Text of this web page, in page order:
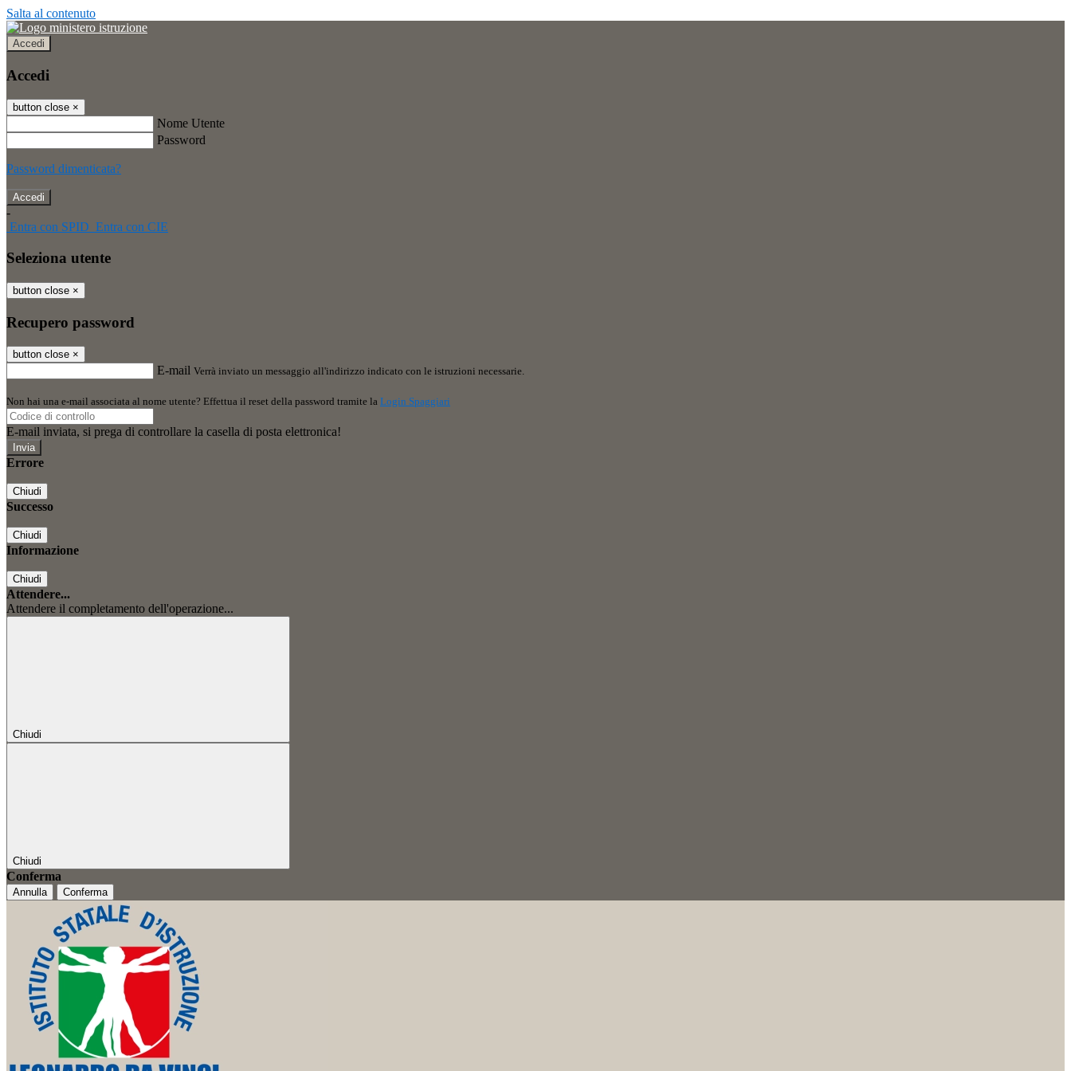
Salta al contenuto
Accedi
Accedi
button close ×
Nome Utente
Password
Password dimenticata?
-
Entra con SPID Entra con CIE
Seleziona utente
button close ×
Recupero password
button close ×
E-mail Verrà inviato un messaggio all'indirizzo indicato con le istruzioni necessarie.
Non hai una e-mail associata al nome utente? Effettua il reset della password tramite la Login Spaggiari
E-mail inviata, si prega di controllare la casella di posta elettronica!
Errore
Chiudi
Successo
Chiudi
Informazione
Chiudi
Attendere...
Attendere il completamento dell'operazione...
Chiudi
Chiudi
Conferma
Annulla Conferma